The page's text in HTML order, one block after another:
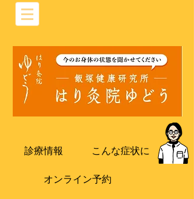
診療情報 こんな症状に
オンライン予約